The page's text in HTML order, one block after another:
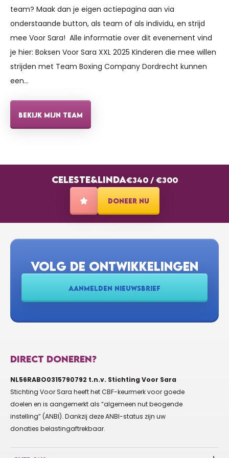
REMCO TONKES €10
Succes Linda!
Meiden maak er wat moois van veel succes
team? Maak dan je eigen actiepagina aan via
onderstaande button, als team of als individu, en strijd
mee Voor Sara! Alle informatie over dit evenement vind
je hier: Boksen Voor Sara XXL 2025 Kinderen die mee willen
strijden met Team Boxing Company Dordrecht kunnen
een…
BEKIJK MIJN TEAM
CELESTE&LINDA€340/ €300
DONEER NU
VOLG DE ONTWIKKELINGEN
AANMELDEN NIEUWSBRIEF
DIRECT DONEREN?
NL56RABO0315790792 t.n.v. Stichting Voor Sara
Stichting Voor Sara heeft het CBF-keurmerk voor goede
doelen en is aangemerkt als “algemeen nut beogende
instelling” (ANBI). Dankzij deze ANBI-status zijn uw
donaties belastingaftrekbaar.